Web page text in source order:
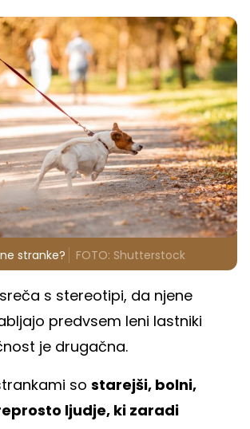
stranke? FOTO: Shutterstock
s stereotipi, da njene
predvsem leni lastniki
je drugačna.
so starejši, bolni,
ljudje, ki zaradi